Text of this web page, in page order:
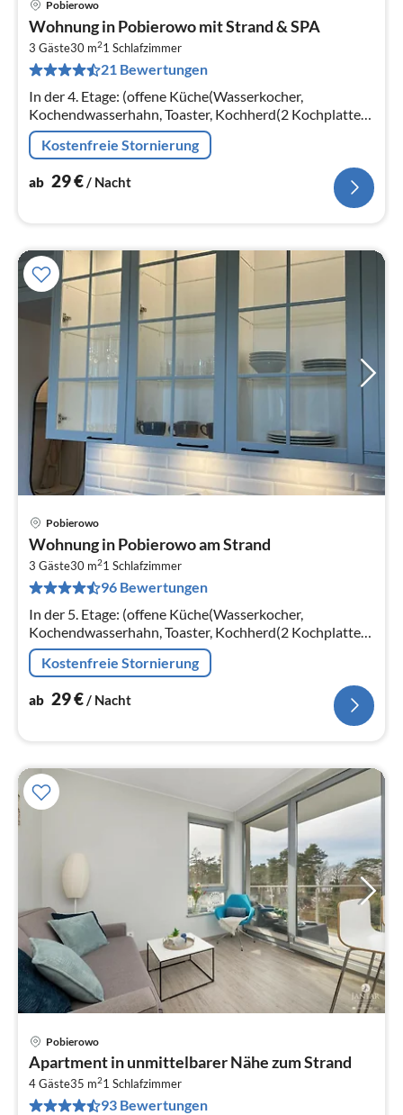
Pobierowo
Wohnung in Pobierowo mit Strand & SPA
3 Gäste30 m21 Schlafzimmer
21 Bewertungen
In der 4. Etage: (offene Küche(Wasserkocher,
Kochendwasserhahn, Toaster, Kochherd(2 Kochplatten,
elektrisch), Espressomaschine, Spülmaschine,
Kühl-/Gefrierkombination)
Kostenfreie Stornierung
ab 29€ / Nacht
Pobierowo
Wohnung in Pobierowo am Strand
3 Gäste30 m21 Schlafzimmer
96 Bewertungen
In der 5. Etage: (offene Küche(Wasserkocher,
Kochendwasserhahn, Toaster, Kochherd(2 Kochplatten,
elektrisch), Espressomaschine, Spülmaschine,
Kühl-/Gefrierkombination)
Kostenfreie Stornierung
ab 29€/ Nacht
Pobierowo
Apartment in unmittelbarer Nähe zum Strand
4 Gäste35 m21 Schlafzimmer
93 Bewertungen